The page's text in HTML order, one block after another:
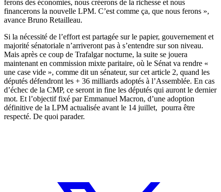
ferons des économies, nous créerons de la richesse et nous
financerons la nouvelle LPM. C’est comme ça, que nous ferons »,
avance Bruno Retailleau.
Si la nécessité de l’effort est partagée sur le papier, gouvernement et
majorité sénatoriale n’arriveront pas à s’entendre sur son niveau.
Mais après ce coup de Trafalgar nocturne, la suite se jouera
maintenant en commission mixte paritaire, où le Sénat va rendre «
une case vide », comme dit un sénateur, sur cet article 2, quand les
députés défendront les + 36 milliards adoptés à l’Assemblée. En cas
d’échec de la CMP, ce seront in fine les députés qui auront le dernier
mot. Et l’objectif fixé par Emmanuel Macron, d’une adoption
définitive de la LPM actualisée avant le 14 juillet, pourra être
respecté. De quoi parader.